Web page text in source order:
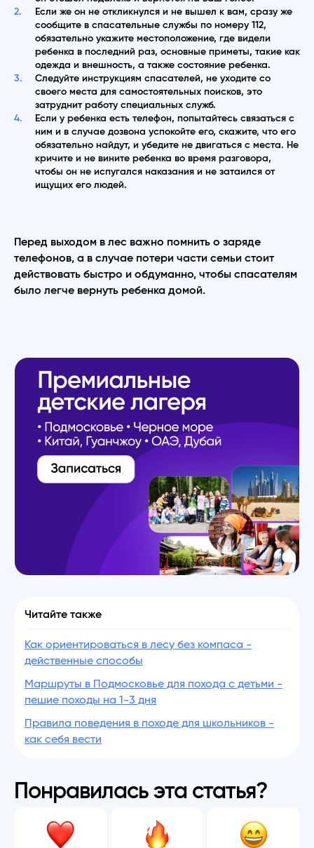
Если же он не откликнулся и не вышел к вам, сразу же
сообщите в спасательные службы по номеру 112,
обязательно укажите местоположение, где видели
ребенка в последний раз, основные приметы, такие как
одежда и внешность, а также состояние ребенка.
Следуйте инструкциям спасателей, не уходите со
своего места для самостоятельных поисков, это
затруднит работу специальных служб.
Если у ребенка есть телефон, попытайтесь связаться с
ним и в случае дозвона успокойте его, скажите, что его
обязательно найдут, и убедите не двигаться с места. Не
кричите и не вините ребенка во время разговора,
чтобы он не испугался наказания и не затаился от
ищущих его людей.
Перед выходом в лес важно помнить о заряде
телефонов, а в случае потери части семьи стоит
действовать быстро и обдуманно, чтобы спасателям
было легче вернуть ребенка домой.
Читайте также
Как ориентироваться в лесу без компаса -
действенные способы
Маршруты в Подмосковье для похода с детьми -
пешие походы на 1-3 дня
Правила поведения в походе для школьников -
как себя вести
Понравилась эта статья?